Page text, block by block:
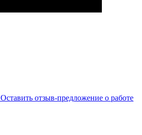
Оставить отзыв-предложение о работе